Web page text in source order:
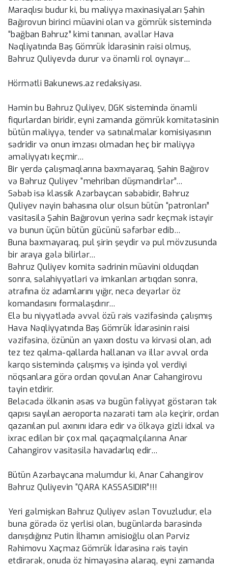
Maraqlısı budur ki, bu maliyyə maxinasiyaları Şahin
Bağırovun birinci müavini olan və gömrük sistemində
“bağban Bəhruz” kimi tanınan, əvəllər Hava
Nəqliyatında Baş Gömrük İdarəsinin rəisi olmuş,
Bəhruz Quliyevdə durur və önəmli rol oynayır…
Hörmətli Bakunews.az redaksiyası.
Həmin bu Bəhruz Quliyev, DGK sistemində önəmli
fiqurlardan biridir, eyni zamanda gömrük komitətəsinin
bütün maliyyə, tender və satınalmalar komisiyasının
sədridir və onun imzası olmadan heç bir maliyyə
əməliyyatı keçmir…
Bir yerdə çalışmaqlarına baxmayaraq, Şahin Bağırov
və Bəhruz Quliyev “mehriban düşməndirlər”…
Səbəb isə klassik Azərbaycan səbəbidir, Bəhruz
Quliyev nəyin bahasına olur olsun bütün “patronları”
vasitəsilə Şahin Bağırovun yerinə sədr keçmək istəyir
və bunun üçün bütün gücünü səfərbər edib…
Buna baxmayaraq, pul şirin şeydir və pul mövzusunda
bir araya gələ bilirlər…
Bəhruz Quliyev komitə sədrinin müavini olduqdan
sonra, səlahiyyətləri və imkanları artıqdan sonra,
ətrafına öz adamlarını yığır, necə deyərlər öz
komandasını formalaşdırır…
Elə bu niyyətlədə əvvəl özü rəis vəzifəsində çalışmış
Hava Nəqliyyatında Baş Gömrük İdarəsinin rəisi
vəzifəsinə, özünün ən yaxın dostu və kirvəsi olan, adı
tez tez qalma-qallarda hallanan və illər əvvəl orda
karqo sistemində çalışmış və işində yol verdiyi
nöqsanlara görə ordan qovulan Anar Cahangirovu
təyin etdirir.
Beləcədə ölkənin əsas və bugün fəliyyət göstərən tək
qapısı sayılan aeroporta nəzarəti tam ələ keçirir, ordan
qazanılan pul axınını idarə edir və ölkəyə gizli idxal və
ixrac edilən bir çox mal qaçaqmalçılarına Anar
Cahangirov vasitəsilə havadarlıq edir…
Bütün Azərbaycana məlumdur ki, Anar Cahangirov
Bəhruz Quliyevin “QARA KASSASIDIR”!!!
Yeri gəlmişkən Bəhruz Quliyev əslən Tovuzludur, elə
buna görədə öz yerlisi olan, bugünlərdə barəsində
danışdığınız Putin İlhamın əmisioğlu olan Pərviz
Rəhimovu Xaçmaz Gömrük İdarəsinə rəis təyin
etdirərək, onuda öz himayəsinə alaraq, eyni zamanda